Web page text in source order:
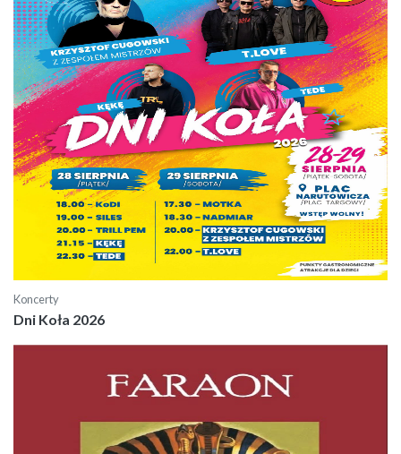
Koncerty
Dni Koła 2026